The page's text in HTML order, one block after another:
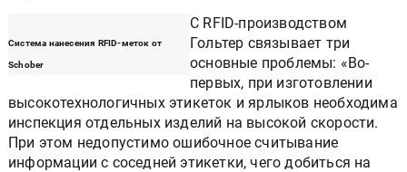
Система нанесения RFID-меток от
Schober
С RFID-производством
Гольтер связывает три
основные проблемы: «Во-
первых, при изготовлении
высокотехнологичных этикеток и ярлыков необходима
инспекция отдельных изделий на высокой скорости.
При этом недопустимо ошибочное считывание
информации с соседней этикетки, чего добиться на